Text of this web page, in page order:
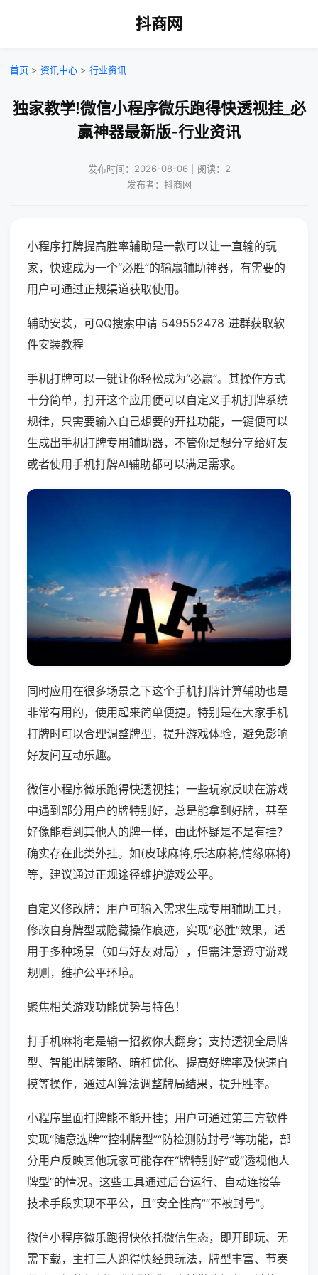
抖商网
首页 > 资讯中心 > 行业资讯
独家教学!微信小程序微乐跑得快透视挂_必
赢神器最新版-行业资讯
发布时间：2026-08-06｜阅读：2
发布者：抖商网
小程序打牌提高胜率辅助是一款可以让一直输的玩
家，快速成为一个“必胜”的输赢辅助神器，有需要的
用户可通过正规渠道获取使用。
辅助安装，可QQ搜索申请 549552478 进群获取软
件安装教程
手机打牌可以一键让你轻松成为“必赢”。其操作方式
十分简单，打开这个应用便可以自定义手机打牌系统
规律，只需要输入自己想要的开挂功能，一键便可以
生成出手机打牌专用辅助器，不管你是想分享给好友
或者使用手机打牌AI辅助都可以满足需求。
同时应用在很多场景之下这个手机打牌计算辅助也是
非常有用的，使用起来简单便捷。特别是在大家手机
打牌时可以合理调整牌型，提升游戏体验，避免影响
好友间互动乐趣。
微信小程序微乐跑得快透视挂；一些玩家反映在游戏
中遇到部分用户的牌特别好，总是能拿到好牌，甚至
好像能看到其他人的牌一样，由此怀疑是不是有挂？
确实存在此类外挂。如(皮球麻将,乐达麻将,情缘麻将)
等，建议通过正规途径维护游戏公平。
自定义修改牌：用户可输入需求生成专用辅助工具，
修改自身牌型或隐藏操作痕迹，实现“必胜”效果，适
用于多种场景（如与好友对局），但需注意遵守游戏
规则，维护公平环境。
聚焦相关游戏功能优势与特色！
打手机麻将老是输一招教你大翻身；支持透视全局牌
型、智能出牌策略、暗杠优化、提高好牌率及快速自
摸等操作，通过AI算法调整牌局结果，提升胜率。
小程序里面打牌能不能开挂；用户可通过第三方软件
实现“随意选牌”“控制牌型”“防检测防封号”等功能，部
分用户反映其他玩家可能存在“牌特别好”或“透视他人
牌型”的情况。这些工具通过后台运行、自动连接等
技术手段实现不平公，且“安全性高”“不被封号”。
微信小程序微乐跑得快依托微信生态，即开即玩、无
需下载，主打三人跑得快经典玩法，牌型丰富、节奏